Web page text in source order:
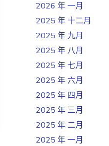
2026 年 一月
2025 年 十二月
2025 年 九月
2025 年 八月
2025 年 七月
2025 年 六月
2025 年 四月
2025 年 三月
2025 年 二月
2025 年 一月